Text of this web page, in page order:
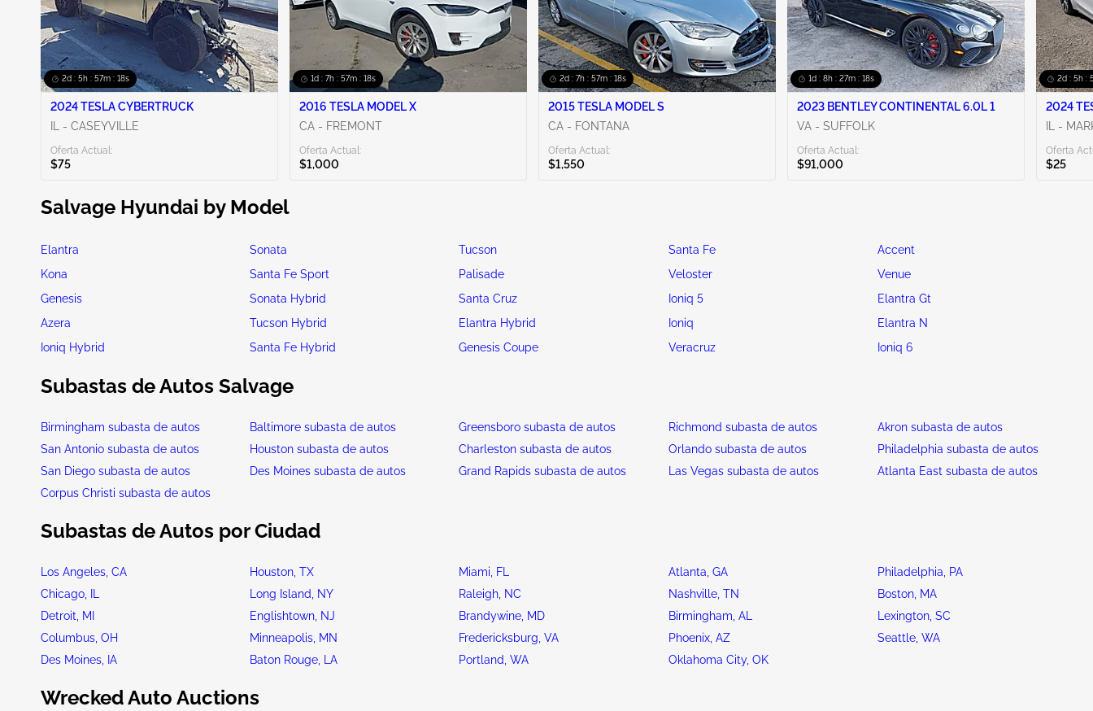
2d : 5h : 57m : 16s
2024 TESLA CYBERTRUCK
IL - CASEYVILLE
Oferta Actual:
$75
1d : 7h : 57m : 16s
2016 TESLA MODEL X
CA - FREMONT
Oferta Actual:
$1,000
2d : 7h : 57m : 16s
2015 TESLA MODEL S
CA - FONTANA
Oferta Actual:
$1,550
1d : 8h : 27m : 16s
2023 BENTLEY CONTINENTAL 6.0L 1
VA - SUFFOLK
Oferta Actual:
$91,000
2d : 5h :
2024
IL -
Oferta
$25
Salvage Hyundai by Model
Elantra Sonata Tucson Santa Fe
Accent
Kona
Santa Fe Sport Palisade Veloster
Venue
Genesis
Sonata Hybrid Santa Cruz Ioniq 5
Elantra Gt
Azera
Tucson Hybrid Elantra Hybrid Ioniq
Elantra N
Ioniq Hybrid
Santa Fe Hybrid Genesis Coupe Veracruz Ioniq 6
Subastas de Autos Salvage
Birmingham subasta de autos Baltimore subasta de autos Greensboro subasta de autos Richmond subasta de autos
Akron subasta de autos
San Antonio subasta de autos
Houston subasta de autos Charleston subasta de autos Orlando subasta de autos
Philadelphia subasta de autos
San Diego subasta de autos
Des Moines subasta de autos Grand Rapids subasta de autos Las Vegas subasta de autos
Atlanta East subasta de autos
Corpus Christi subasta de autos
Subastas de Autos por Ciudad
Los Angeles, CA Houston, TX Miami, FL Atlanta, GA
Philadelphia, PA
Chicago, IL
Long Island, NY Raleigh, NC Nashville, TN
Boston, MA
Detroit, MI
Englishtown, NJ Brandywine, MD Birmingham, AL
Lexington, SC
Columbus, OH
Minneapolis, MN Fredericksburg, VA Phoenix, AZ
Seattle, WA
Des Moines, IA
Baton Rouge, LA Portland, WA Oklahoma City, OK
Wrecked Auto Auctions